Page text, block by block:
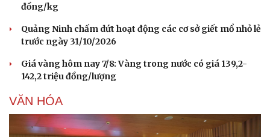
đồng/kg
Quảng Ninh chấm dứt hoạt động các cơ sở giết mổ nhỏ lẻ
trước ngày 31/10/2026
Giá vàng hôm nay 7/8: Vàng trong nước có giá 139,2-
142,2 triệu đồng/lượng
VĂN HÓA